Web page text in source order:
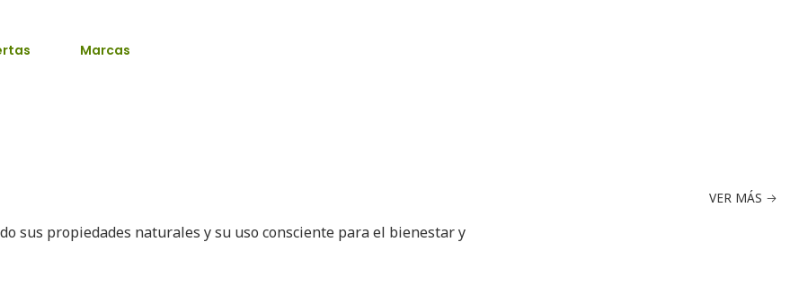
Marcas
sus propiedades naturales y su uso consciente para el bienestar y
VER MÁS